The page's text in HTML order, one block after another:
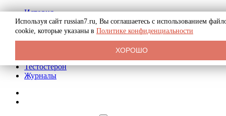
История
Биография
Криминал
Реклама на сайте
Тестостерон
Журналы
Используя сайт russian7.ru, Вы соглашаетесь с использованием
cookie, которые указаны в Политике конфиденциальности
ХОРОШО